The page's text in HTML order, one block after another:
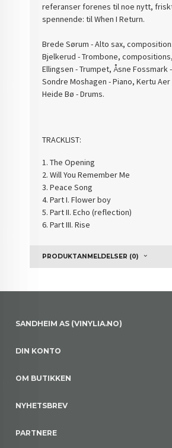
referanser forenes til noe nytt,
spennende: til When I Return.
Brede Sørum - Alto sax,
Bjelkerud - Trombone,
Ellingsen - Trumpet, Åsne Fossmark
Sondre Moshagen - Piano, Kertu
Heide Bø - Drums.
TRACKLIST:
1. The Opening
2. Will You Remember Me
3. Peace Song
4. Part I. Flower boy
5. Part II. Echo (reflection)
6. Part III. Rise
PRODUKTANMELDELSER (0)
SANDHEIM AS (VINYLIA.NO)
DIN KONTO
OM BUTIKKEN
NYHETSBREV
PARTNERE